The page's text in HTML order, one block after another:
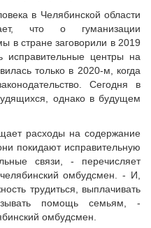
в Челябинской области
что о гуманизации
в стране заговорили в 2019
исправительные центры на
только в 2020-м, когда
Сегодня в
однако в будущем
расходы на содержание
покидают исправительную
связи, - перечисляет
омбудсмен. - И,
трудиться, выплачивать
помощь семьям, -
омбудсмен.